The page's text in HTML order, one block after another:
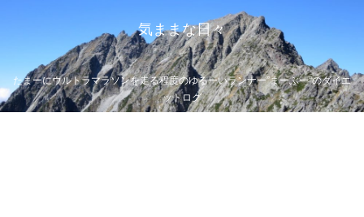
気ままな日々
たまーにウルトラマラソンを走る程度のゆるーいランナー”まーぶー”のダイエ
ットログ